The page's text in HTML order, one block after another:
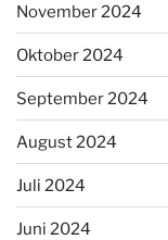
November 2024
Oktober 2024
September 2024
August 2024
Juli 2024
Juni 2024